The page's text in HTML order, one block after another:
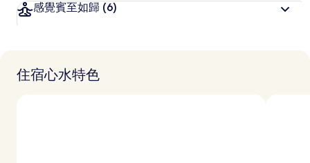
感覺賓至如歸 (6)
住宿心水特色